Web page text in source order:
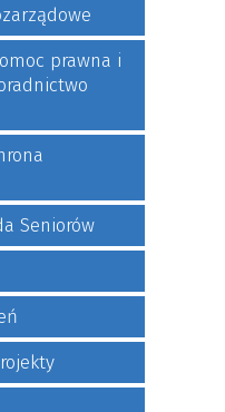
prawna i
Seniorów